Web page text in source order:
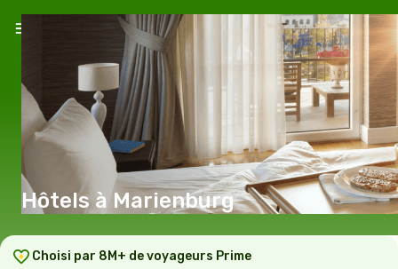
Hôtels à Marienburg
Choisi par 8M+ de voyageurs Prime